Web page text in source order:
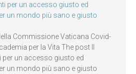
per un accesso giusto ed
un mondo più sano e giusto
Commissione Vaticana Covid-
per la Vita The post Il
un accesso giusto ed
un mondo più sano e giusto